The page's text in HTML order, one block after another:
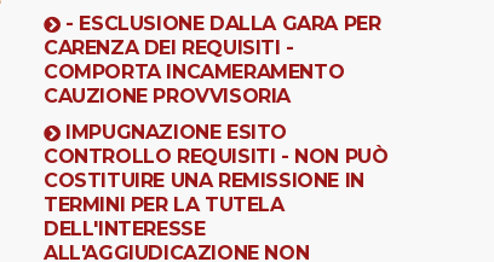
- ESCLUSIONE DALLA GARA PER
CARENZA DEI REQUISITI -
COMPORTA INCAMERAMENTO
CAUZIONE PROVVISORIA
IMPUGNAZIONE ESITO
CONTROLLO REQUISITI - NON PUÒ
COSTITUIRE UNA REMISSIONE IN
TERMINI PER LA TUTELA
DELL'INTERESSE
ALL'AGGIUDICAZIONE NON